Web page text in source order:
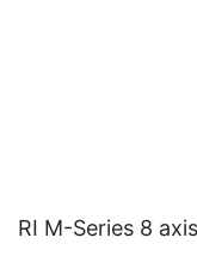
RI M-Series 8